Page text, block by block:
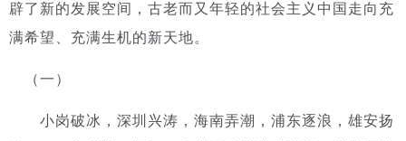
辟了新的发展空间，古老而又年轻的社会主义中国走向充
满希望、充满生机的新天地。
（一）
小岗破冰，深圳兴涛，海南弄潮，浦东逐浪，雄安扬